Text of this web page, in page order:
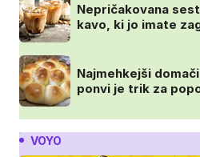
Nepričakovana
kavo, ki jo imate
Najmehkejši
ponvi je trik za
VOYO